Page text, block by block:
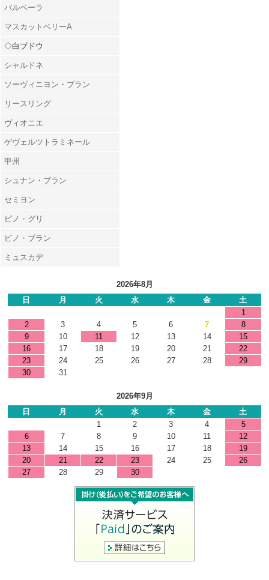
バルベーラ
マスカットベリーA
◇白ブドウ
シャルドネ
ソーヴィニヨン・ブラン
リースリング
ヴィオニエ
ゲヴェルツトラミネール
甲州
シュナン・ブラン
セミヨン
ピノ・グリ
ピノ・ブラン
ミュスカデ
2026年8月
日
月 火 水 木 金
土
1
2
3 4 5 6 7
8
9
10 11 12 13 14
15
16
17 18 19 20 21
22
23
24 25 26 27 28
29
30
31
2026年9月
日
月 火 水 木 金
土
1
2 3 4
5
6
7 8 9 10 11
12
13
14 15 16 17 18
19
20
21 22 23 24 25
26
27
28 29 30